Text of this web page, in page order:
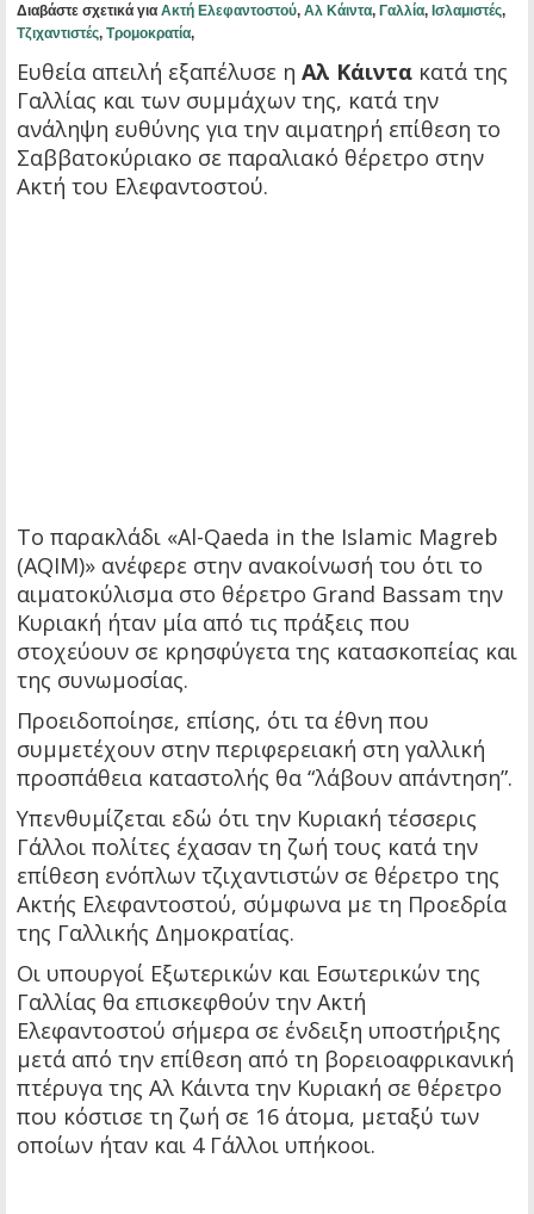
Διαβάστε σχετικά για Ακτή Ελεφαντοστού, Αλ Κάιντα, Γαλλία, Ισλαμιστές,
Τζιχαντιστές, Τρομοκρατία,
Ευθεία απειλή εξαπέλυσε η Αλ Κάιντα κατά της
Γαλλίας και των συμμάχων της, κατά την
ανάληψη ευθύνης για την αιματηρή επίθεση το
Σαββατοκύριακο σε παραλιακό θέρετρο στην
Ακτή του Ελεφαντοστού.
Το παρακλάδι «Al-Qaeda in the Islamic Magreb
(AQIM)» ανέφερε στην ανακοίνωσή του ότι το
αιματοκύλισμα στο θέρετρο Grand Bassam την
Κυριακή ήταν μία από τις πράξεις που
στοχεύουν σε κρησφύγετα της κατασκοπείας και
της συνωμοσίας.
Προειδοποίησε, επίσης, ότι τα έθνη που
συμμετέχουν στην περιφερειακή στη γαλλική
προσπάθεια καταστολής θα “λάβουν απάντηση”.
Υπενθυμίζεται εδώ ότι την Κυριακή τέσσερις
Γάλλοι πολίτες έχασαν τη ζωή τους κατά την
επίθεση ενόπλων τζιχαντιστών σε θέρετρο της
Ακτής Ελεφαντοστού, σύμφωνα με τη Προεδρία
της Γαλλικής Δημοκρατίας.
Οι υπουργοί Εξωτερικών και Εσωτερικών της
Γαλλίας θα επισκεφθούν την Ακτή
Ελεφαντοστού σήμερα σε ένδειξη υποστήριξης
μετά από την επίθεση από τη βορειοαφρικανική
πτέρυγα της Αλ Κάιντα την Κυριακή σε θέρετρο
που κόστισε τη ζωή σε 16 άτομα, μεταξύ των
οποίων ήταν και 4 Γάλλοι υπήκοοι.